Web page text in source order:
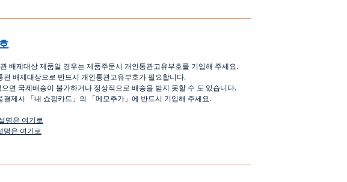
배제대상 제품일 경우는 제품주문시 개인통관고유부호를 기입해 주세요.
관 배제대상으로 반드시 개인통관고유부호가 필요합니다.
으면 국제배송이 불가하거나 정상적으로 배송을 받지 못할 수 도 있습니다.
결제시
「내 쇼핑카드 」 의 「메모추가 」 에 반드시 기입해 주세요.
명은 여기로
명은 여기로